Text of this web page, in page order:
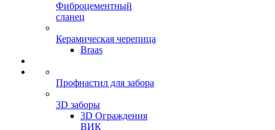
Фиброцементный
сланец
Керамическая черепица
Braas
Профнастил для забора
3D заборы
3D Ограждения
ВИК